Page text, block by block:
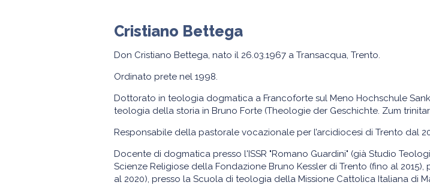
Cristiano Bettega
Don Cristiano Bettega, nato il 26.03.1967 a Transacqua, Trento.
Ordinato prete nel 1998.
Dottorato in teologia dogmatica a Francoforte sul Meno Hochschule
teologia della storia in Bruno Forte (Theologie der Geschichte. Zum
Responsabile della pastorale vocazionale per l’arcidiocesi di Trento dal
Docente di dogmatica presso l'ISSR "Romano Guardini" (già Studio
Scienze Religiose della Fondazione Bruno Kessler di Trento (fino al
al 2020), presso la Scuola di teologia della Missione Cattolica Italiana di